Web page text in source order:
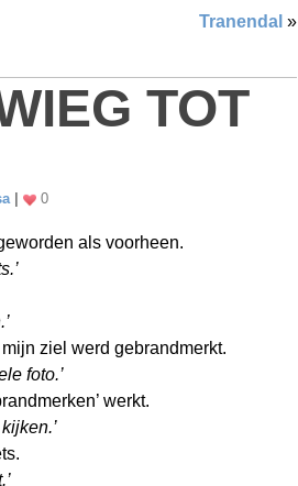
Tranendal »
TOT
0
als voorheen.
ziel werd gebrandmerkt.
foto.’
werkt.